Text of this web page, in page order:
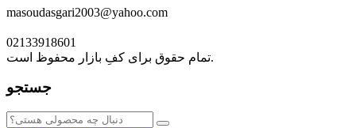
masoudasgari2003@yahoo.com
02133918601
تمام حقوق برای کفِ بازار محفوظ است.
جستجو